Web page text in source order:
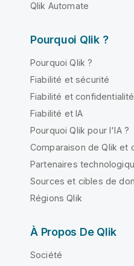
Qlik Automate
Pourquoi Qlik ?
Pourquoi Qlik ?
Fiabilité et sécurité
Fiabilité et confidentialité
Fiabilité et IA
Pourquoi Qlik pour l'IA ?
Comparaison de Qlik et
Partenaires
Sources et cibles de
Régions Qlik
À Propos De Qlik
Société